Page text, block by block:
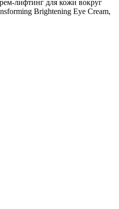
лифтинг для кожи вокруг
Brightening Eye Cream,